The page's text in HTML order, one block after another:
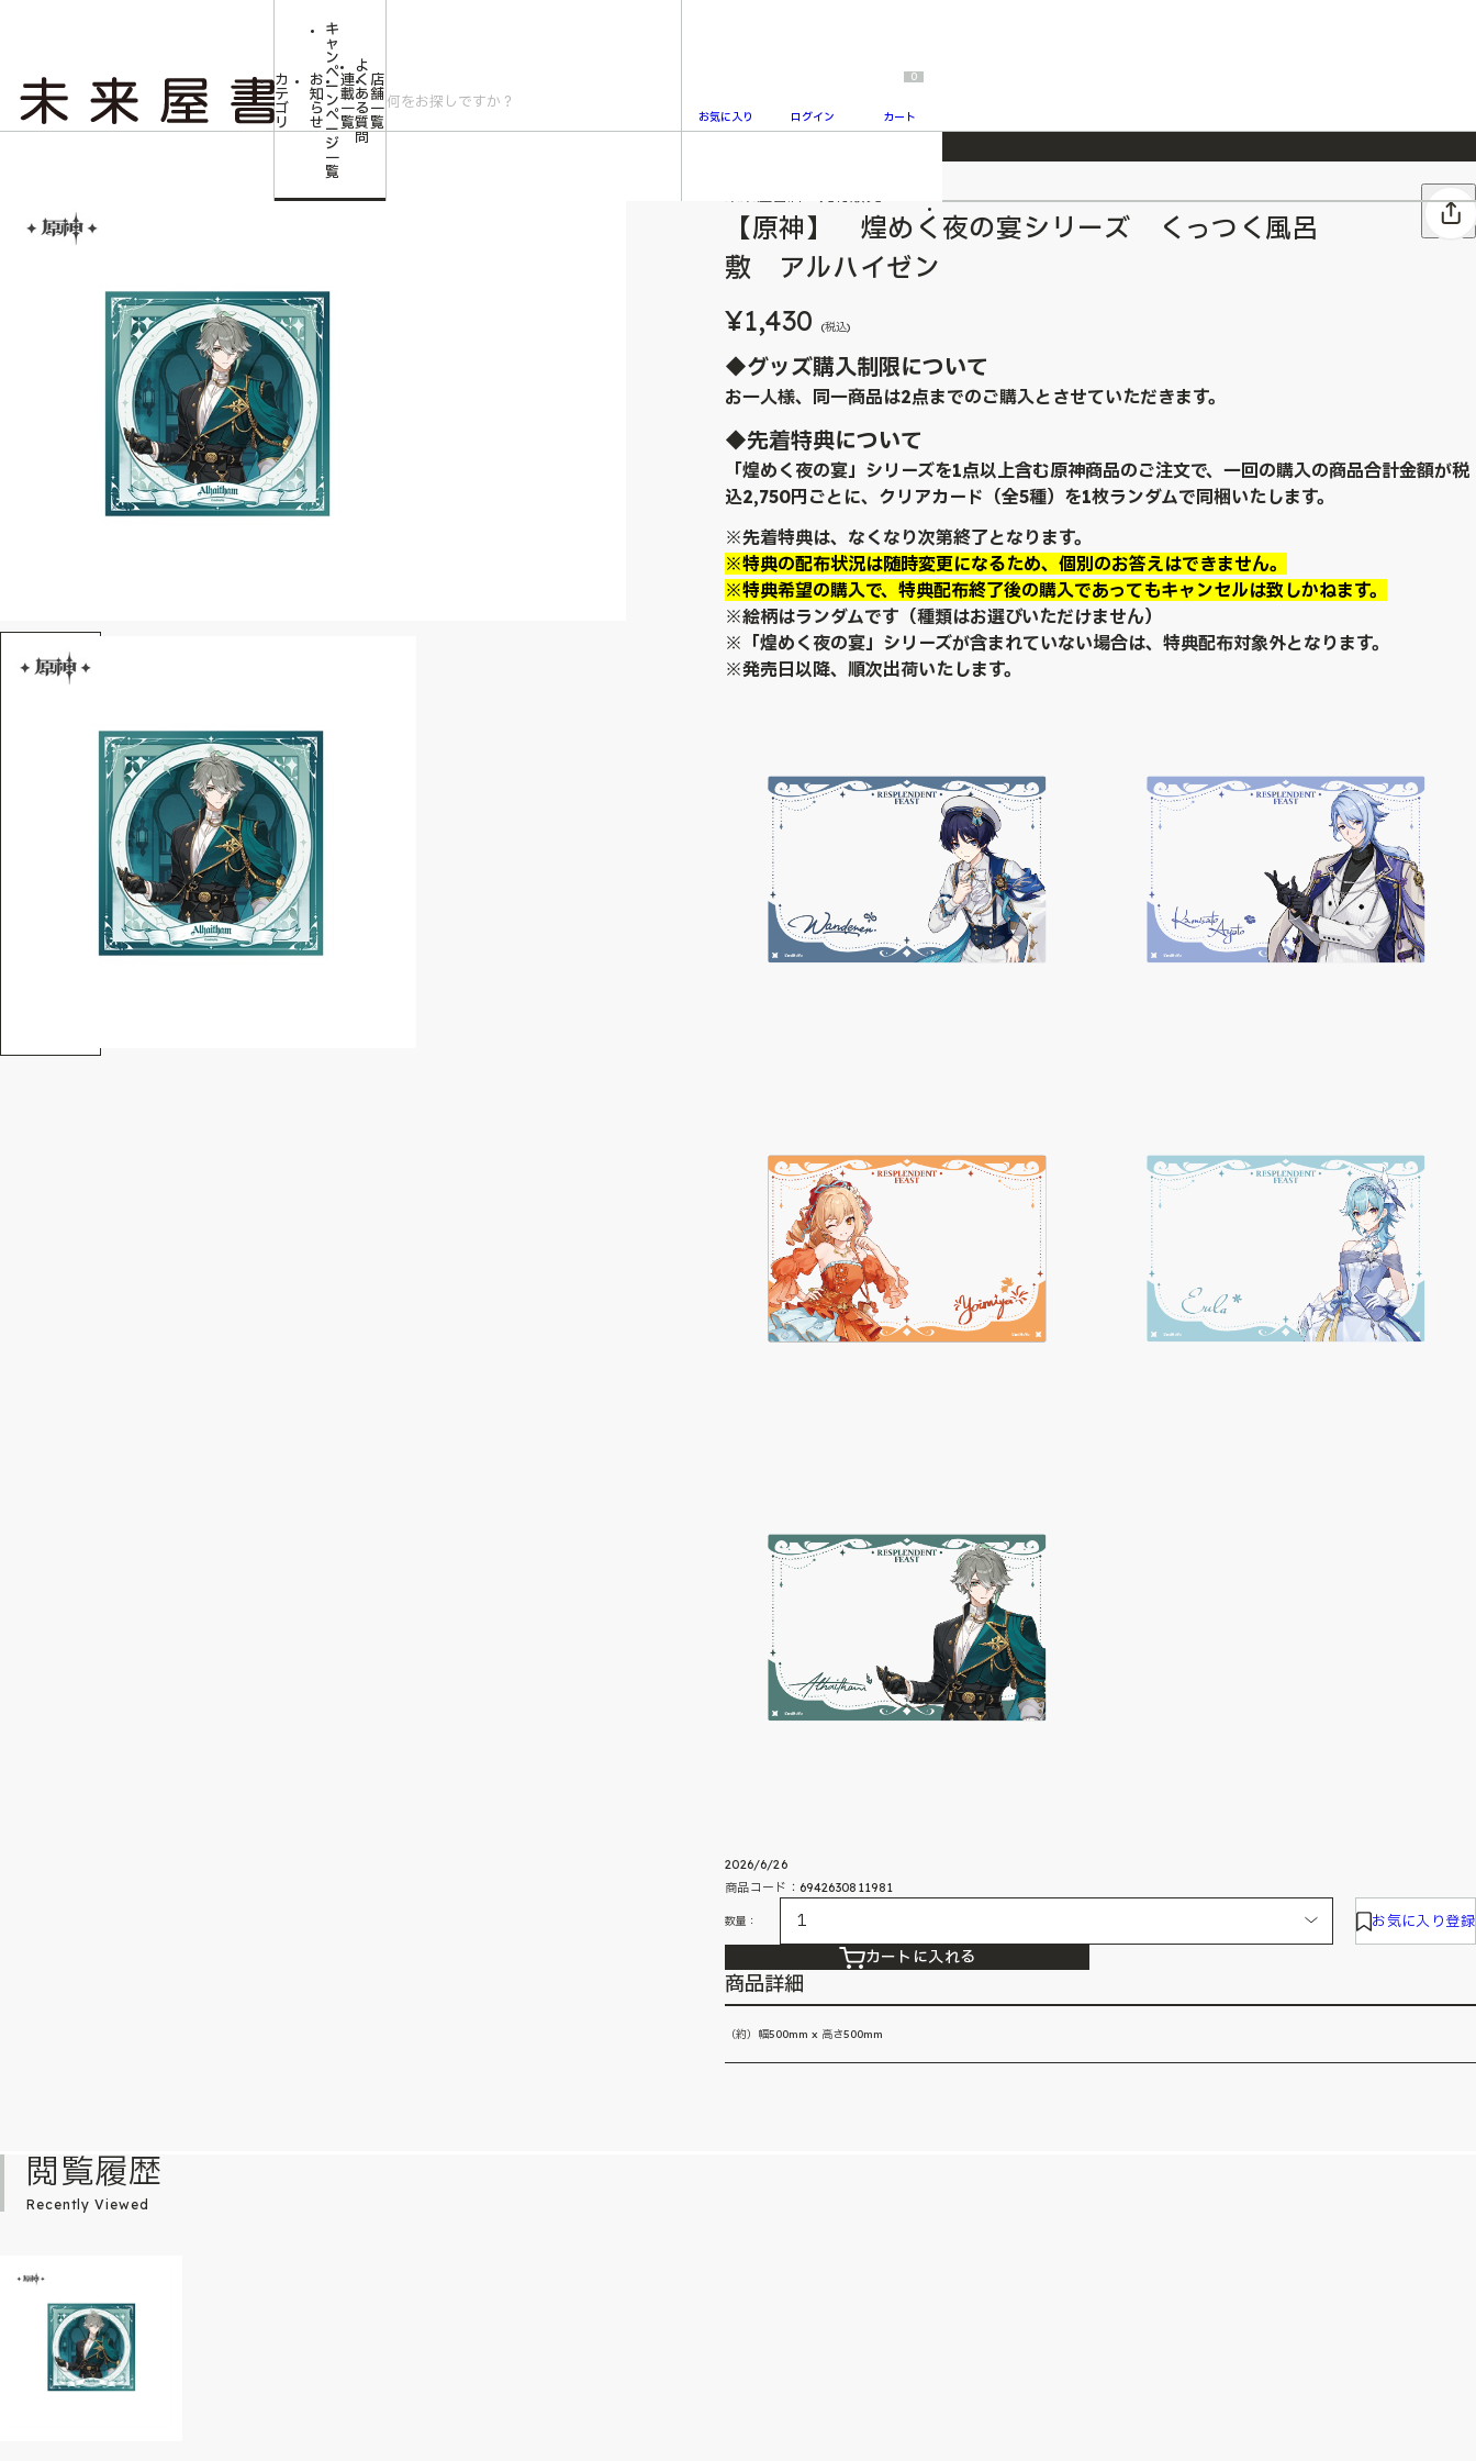
2026/7/23 『ONE PIECE magazine 021 ONE PIECEカード付き同梱版』発売延期のご案内
カ
テ
ゴ
リ
お
知
ら
せ
キ
ャ
ン
ペ
ー
ン
ペ
ー
ジ
一
覧
連
載
一
覧
よ
く
あ
る
質
問
店
舗
一
覧
お気に入り ログイン
0
カート
【原神】 煌めく夜の宴シリーズ くっつく風呂敷 アルハイゼン
【原神】 煌めく夜の宴シリーズ くっつく風呂
敷 アルハイゼン
¥1,430 (税込)
◆グッズ購入制限について
お一人様、同一商品は2点までのご購入とさせていただきます。
◆先着特典について
「煌めく夜の宴」シリーズを1点以上含む原神商品のご注文で、一回の購入の商品合計金額が税
込2,750円ごとに、クリアカード（全5種）を1枚ランダムで同梱いたします。
※先着特典は、なくなり次第終了となります。
※特典の配布状況は随時変更になるため、個別のお答えはできません。
※特典希望の購入で、特典配布終了後の購入であってもキャンセルは致しかねます。
※絵柄はランダムです（種類はお選びいただけません）
※「煌めく夜の宴」シリーズが含まれていない場合は、特典配布対象外となります。
※発売日以降、順次出荷いたします。
2026/6/26
商品コード：6942630811981
数量： お気に入り登録
カートに入れる
商品詳細
（約）幅500mm x 高さ500mm
閲覧履歴
Recently Viewed